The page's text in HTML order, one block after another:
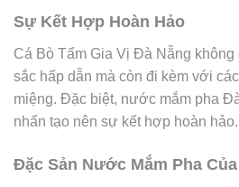
Sự Kết Hợp Hoàn Hảo
Cá Bò Tẩm Gia Vị Đà Nẵng
sắc hấp dẫn mà còn đi kèm với
miệng. Đặc biệt, nước mắm pha
nhấn tạo nên sự kết hợp hoàn hảo.
Đặc Sản Nước Mắm Pha